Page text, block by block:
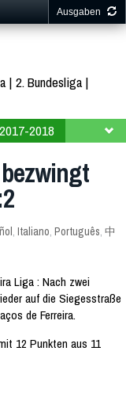
Ausgaben
2. Bundesliga
2017-2018
, Italiano, Português, 中
Liga : Nach zwei
auf die Siegesstraße
de Ferreira.
12 Punkten aus 11